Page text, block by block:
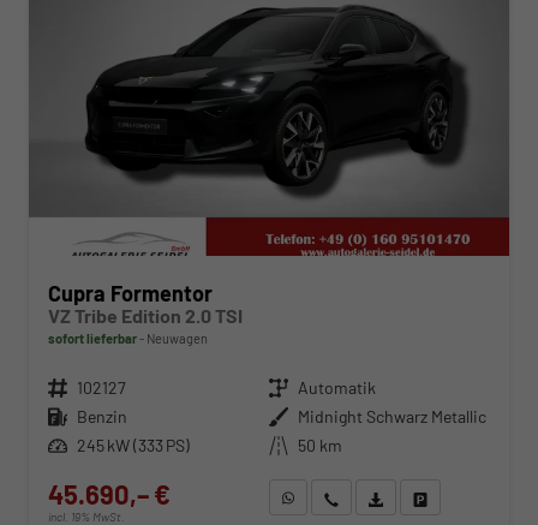
Cupra Formentor
VZ Tribe Edition 2.0 TSI
sofort lieferbar Neuwagen
Fahrzeugnr. 102127 Getriebe Automatik
Kraftstoff Benzin Außenfarbe Midnight Schwarz Metallic
Leistung 245 kW (333 PS) Kilometerstand 50 km
45.690,– €
incl. 19% MwSt.
WhatsApp anfragen
Wir rufen Sie anFahrzeugexposé (PDF)